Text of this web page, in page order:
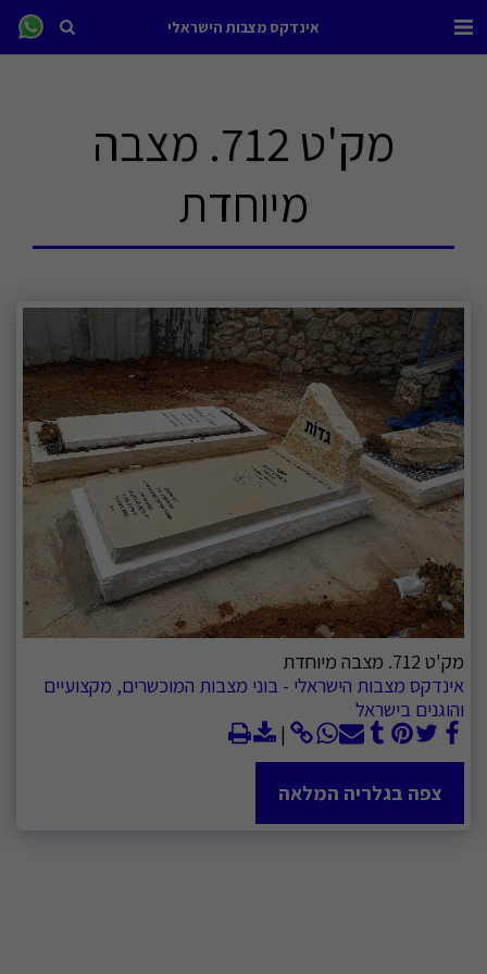
אינדקס מצבות הישראלי
מק'ט 712. מצבה
מיוחדת
מק'ט 712. מצבה מיוחדת
אינדקס מצבות הישראלי - בוני מצבות המוכשרים, מקצועיים
והוגנים בישראל
צפה בגלריה המלאה